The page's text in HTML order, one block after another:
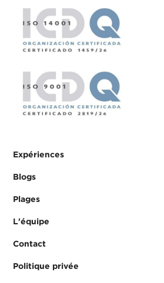
Expériences
Blogs
Plages
L'équipe
Contact
Politique privée